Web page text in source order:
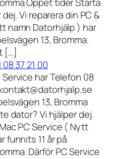
Öppet tider Starta
Vi reparera din PC &
namn Datorhjälp ) har
13, Bromma.
[…]
37 21 00
Service har Telefon 08
13, Bromma
dator? Vi hjälper dej.
PC Service ( Nytt
funnits 11 år på
Därför PC Service